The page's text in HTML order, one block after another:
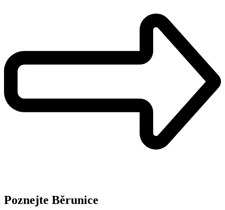
Poznejte Běrunice